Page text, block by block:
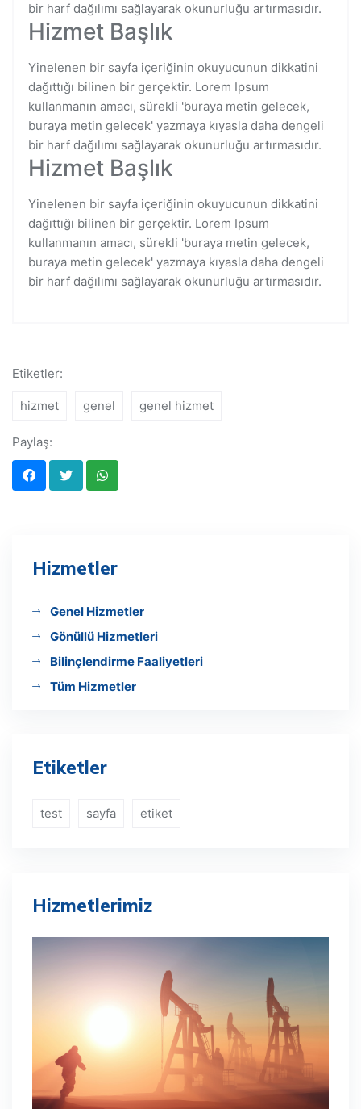
bir harf dağılımı sağlayarak okunurluğu artırmasıdır.
Hizmet Başlık
Yinelenen bir sayfa içeriğinin okuyucunun dikkatini
dağıttığı bilinen bir gerçektir. Lorem Ipsum
kullanmanın amacı, sürekli 'buraya metin gelecek,
buraya metin gelecek' yazmaya kıyasla daha dengeli
bir harf dağılımı sağlayarak okunurluğu artırmasıdır.
Hizmet Başlık
Yinelenen bir sayfa içeriğinin okuyucunun dikkatini
dağıttığı bilinen bir gerçektir. Lorem Ipsum
kullanmanın amacı, sürekli 'buraya metin gelecek,
buraya metin gelecek' yazmaya kıyasla daha dengeli
bir harf dağılımı sağlayarak okunurluğu artırmasıdır.
Etiketler:
hizmet genel genel hizmet
Paylaş:
Hizmetler
Genel Hizmetler
Gönüllü Hizmetleri
Bilinçlendirme Faaliyetleri
Tüm Hizmetler
Etiketler
test sayfa etiket
Hizmetlerimiz